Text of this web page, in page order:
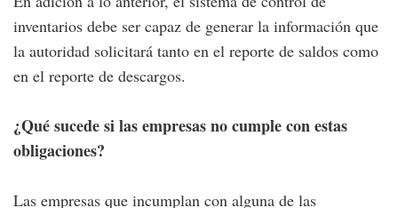
inventarios debe ser capaz de generar la información que
la autoridad solicitará tanto en el reporte de saldos como
en el reporte de descargos.
¿Qué sucede si las empresas no cumple con estas
obligaciones?
Las empresas que incumplan con alguna de las